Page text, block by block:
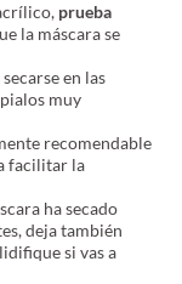
prueba
la máscara se
en las
muy
recomendable
facilitar la
ha secado
deja también
si vas a